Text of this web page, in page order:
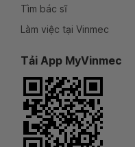
Tìm bác sĩ
Làm việc tại Vinmec
Tải App MyVinmec